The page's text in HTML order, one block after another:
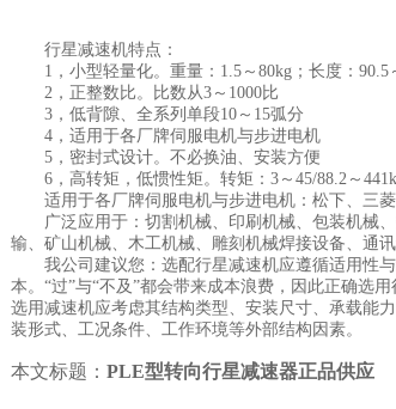
行星减速机特点：
1，小型轻量化。重量：1.5～80kg；长度：90.5
2，正整数比。比数从3～1000比
3，低背隙、全系列单段10～15弧分
4，适用于各厂牌伺服电机与步进电机
5，密封式设计。不必换油、安装方便
6，高转矩，低惯性矩。转矩：3～45/88.2～
适用于各厂牌伺服电机与步进电机：松下、三菱
广泛应用于：切割机械、印刷机械、包装机械、
输、矿山机械、木工机械、雕刻机械焊接设备、通
我公司建议您：选配行星减速机应遵循适用性与
本。“过”与“不及”都会带来成本浪费，因此正确选用
选用减速机应考虑其结构类型、安装尺寸、承载能
装形式、工况条件、工作环境等外部结构因素。
本文标题： PLE型转向行星减速器正品供应